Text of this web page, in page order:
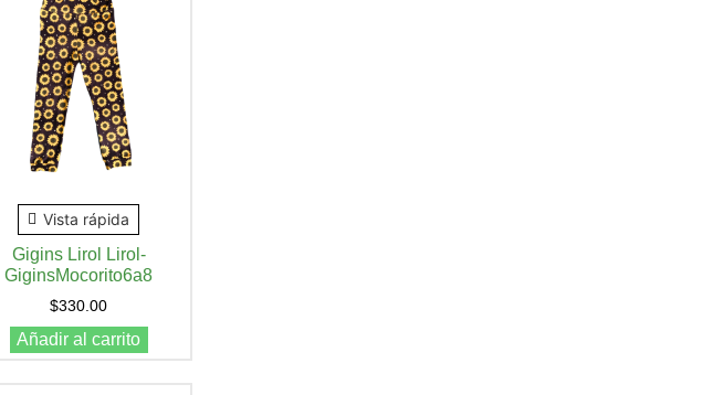
Vista rápida
Gigins Lirol Lirol-
GiginsMocorito6a8
$330.00
Añadir al carrito